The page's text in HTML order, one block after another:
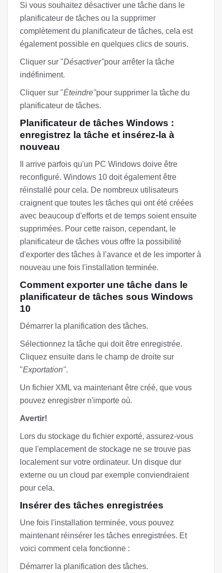
Si vous souhaitez désactiver une tâche dans le
planificateur de tâches ou la supprimer
complètement du planificateur de tâches, cela est
également possible en quelques clics de souris.
Cliquer sur "Désactiver"pour arrêter la tâche
indéfiniment.
Cliquer sur "Éteindre"pour supprimer la tâche du
planificateur de tâches.
Planificateur de tâches Windows :
enregistrez la tâche et insérez-la à
nouveau
Il arrive parfois qu'un PC Windows doive être
reconfiguré. Windows 10 doit également être
réinstallé pour cela. De nombreux utilisateurs
craignent que toutes les tâches qui ont été créées
avec beaucoup d'efforts et de temps soient ensuite
supprimées. Pour cette raison, cependant, le
planificateur de tâches vous offre la possibilité
d'exporter des tâches à l'avance et de les importer à
nouveau une fois l'installation terminée.
Comment exporter une tâche dans le
planificateur de tâches sous Windows
10
Démarrer la planification des tâches.
Sélectionnez la tâche qui doit être enregistrée.
Cliquez ensuite dans le champ de droite sur
"Exportation".
Un fichier XML va maintenant être créé, que vous
pouvez enregistrer n'importe où.
Avertir!
Lors du stockage du fichier exporté, assurez-vous
que l'emplacement de stockage ne se trouve pas
localement sur votre ordinateur. Un disque dur
externe ou un cloud par exemple conviendraient
pour cela.
Insérer des tâches enregistrées
Une fois l'installation terminée, vous pouvez
maintenant réinsérer les tâches enregistrées. Et
voici comment cela fonctionne :
Démarrer la planification des tâches.